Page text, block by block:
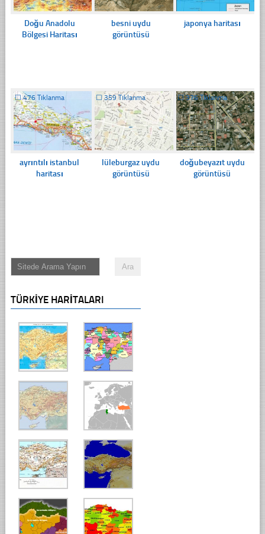
Doğu Anadolu
Bölgesi Haritası
besni uydu
görüntüsü
japonya haritası
☐476 Tıklanma
ayrıntılı istanbul
haritası
☐359 Tıklanma
lüleburgaz uydu
görüntüsü
☐376 Tıklanma
doğubeyazıt uydu
görüntüsü
TÜRKIYE HARITALARI